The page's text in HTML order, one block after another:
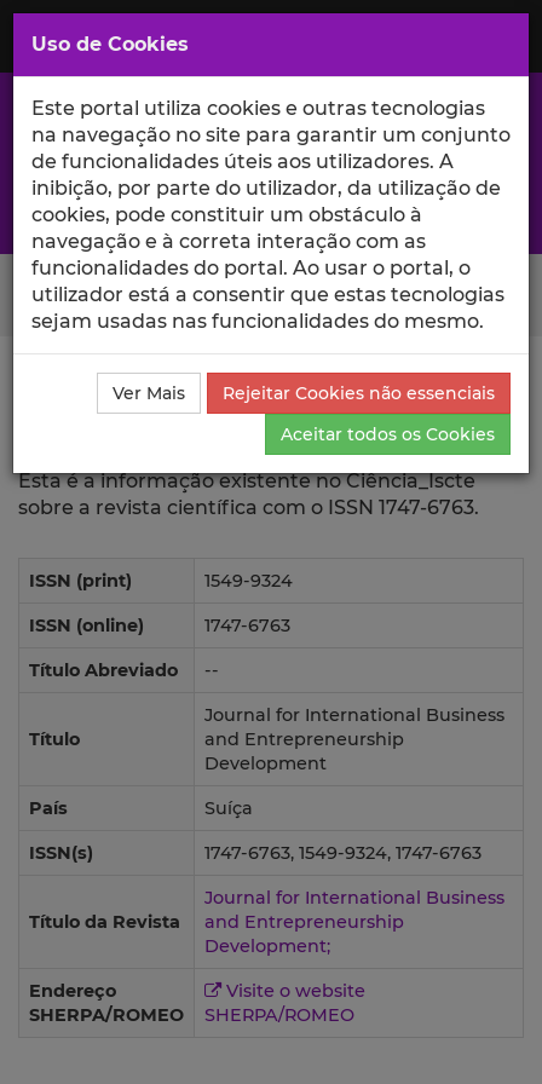
Saltar
para
Conteúdo
Principal
A excelência da investigação e ciência no Iscte
Search Button
Ciência_Iscte Revista Científica
Esta é a informação existente no Ciência_Iscte
sobre a revista científica com o ISSN 1747-6763.
ISSN (print) 1549-9324
ISSN (online) 1747-6763
Título Abreviado --
Título
Journal for International Business
and Entrepreneurship
Development
País Suíça
ISSN(s) 1747-6763, 1549-9324, 1747-6763
Título da Revista
Journal for International Business
and Entrepreneurship
Development;
Endereço
SHERPA/ROMEO
Visite o website
SHERPA/ROMEO
Uso de Cookies
Este portal utiliza cookies e outras tecnologias
na navegação no site para garantir um conjunto
de funcionalidades úteis aos utilizadores. A
inibição, por parte do utilizador, da utilização de
cookies, pode constituir um obstáculo à
navegação e à correta interação com as
funcionalidades do portal. Ao usar o portal, o
utilizador está a consentir que estas tecnologias
sejam usadas nas funcionalidades do mesmo.
Ver Mais
Rejeitar Cookies não essenciais
Aceitar todos os Cookies